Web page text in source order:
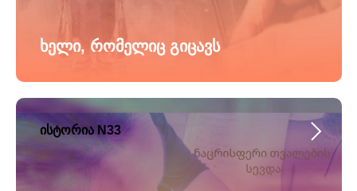
ხელი, რომელიც გიცავს
ისტორია N33